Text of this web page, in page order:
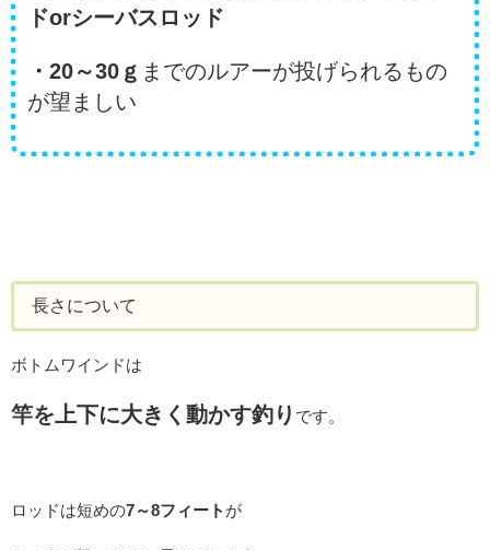
ドorシーバスロッド
・20～30ｇ までのルアーが投げられるもの
が望ましい
長さについて
ボトムワインドは
竿を上下に大きく動かす釣り です。
ロッドは短めの7～8フィート が